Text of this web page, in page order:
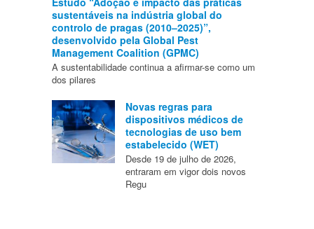
sustentáveis na indústria global do
controlo de pragas (2010–2025)”,
desenvolvido pela Global Pest
Management Coalition (GPMC)
A sustentabilidade continua a afirmar-se como um
dos pilares
Novas regras para
dispositivos médicos de
tecnologias de uso bem
estabelecido (WET)
Desde 19 de julho de 2026,
entraram em vigor dois novos
Regu